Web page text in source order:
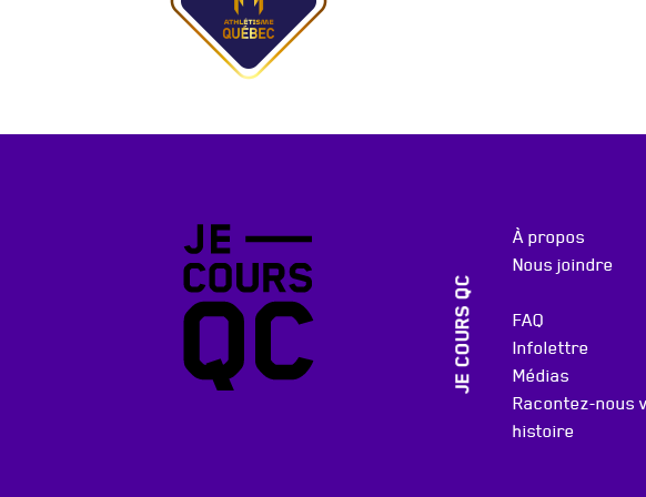
JE COURS QC
À propos
Nous joindre
FAQ
Infolettre
Médias
Racontez-nous
histoire